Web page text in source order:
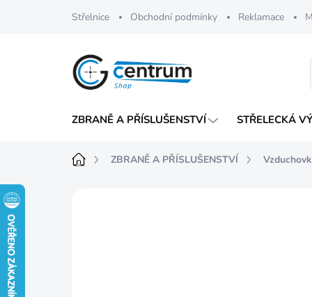
Střelnice Obchodní podmínky Reklamace
ZBRANĚ A PŘÍSLUŠENSTVÍ STŘELECKÁ
DomůZBRANĚ A PŘÍSLUŠENSTVÍ